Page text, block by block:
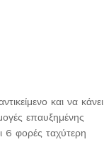
και να κάνει
επαυξημένης
6 φορές ταχύτερη